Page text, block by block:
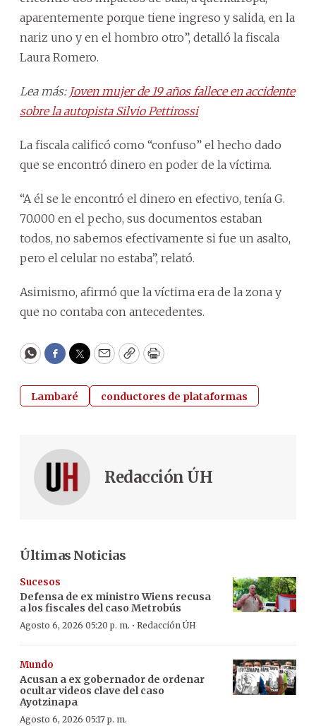
aparentemente porque tiene ingreso y salida, en la
nariz uno y en el hombro otro”, detalló la fiscala
Laura Romero.
Lea más: Joven mujer de 19 años fallece en accidente
sobre la autopista Silvio Pettirossi
La fiscala calificó como “confuso” el hecho dado
que se encontró dinero en poder de la víctima.
“A él se le encontró el dinero en efectivo, tenía G.
70.000 en el pecho, sus documentos estaban
todos, no sabemos efectivamente si fue un asalto,
pero el celular no estaba”, relató.
Asimismo, afirmó que la víctima era de la zona y
que no contaba con antecedentes.
WhatsApp
Facebook
Twitter
EmailCopyPrint
Lambaré conductores de plataformas
Redacción ÚH
Últimas Noticias
Sucesos
Defensa de ex ministro Wiens recusa
a los fiscales del caso Metrobús
Agosto 6, 2026 05:20 p. m. · Redacción ÚH
Mundo
Acusan a ex gobernador de ordenar
ocultar videos clave del caso
Ayotzinapa
Agosto 6, 2026 05:17 p. m.